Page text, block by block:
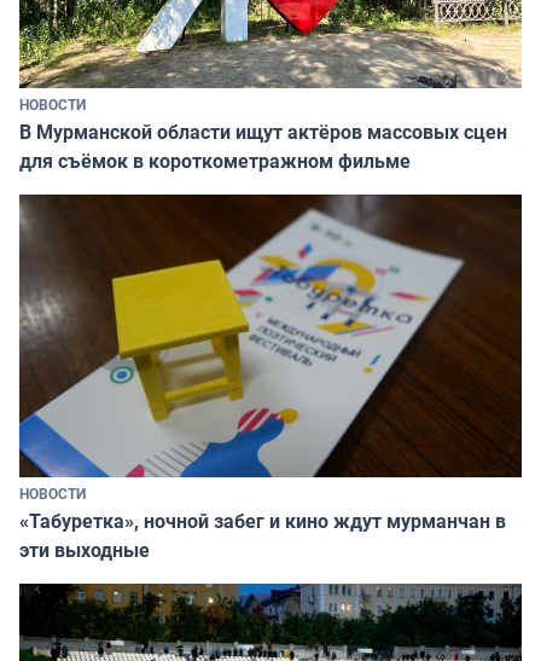
НОВОСТИ
В Мурманской области ищут актёров массовых сцен
для съёмок в короткометражном фильме
НОВОСТИ
«Табуретка», ночной забег и кино ждут мурманчан в
эти выходные